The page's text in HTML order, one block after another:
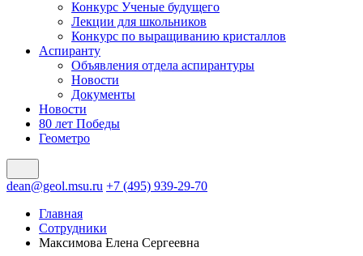
Конкурс Ученые будущего
Лекции для школьников
Конкурс по выращиванию кристаллов
Аспиранту
Объявления отдела аспирантуры
Новости
Документы
Новости
80 лет Победы
Геометро
dean@geol.msu.ru +7 (495) 939-29-70
Главная
Сотрудники
Максимова Елена Сергеевна